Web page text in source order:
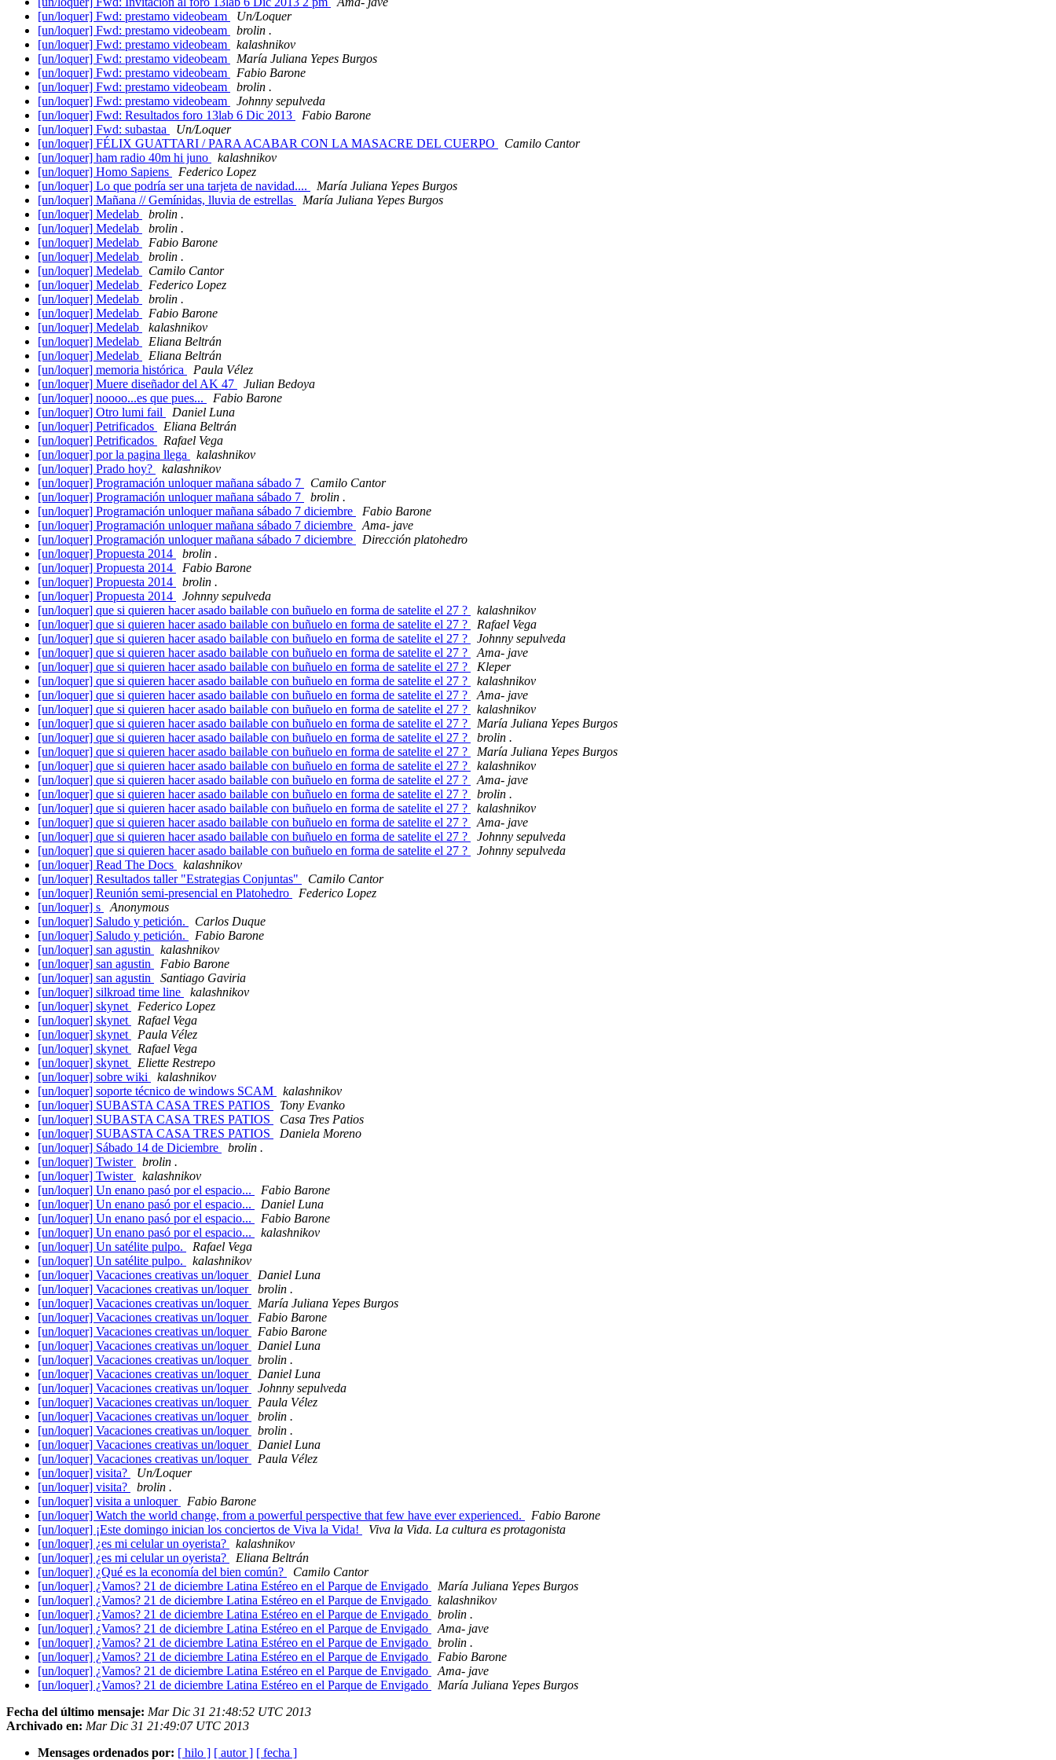
[un/loquer] Fwd: prestamo videobeam
Un/Loquer
[un/loquer] Fwd: prestamo videobeam
brolin .
[un/loquer] Fwd: prestamo videobeam
kalashnikov
[un/loquer] Fwd: prestamo videobeam
María Juliana Yepes Burgos
[un/loquer] Fwd: prestamo videobeam
Fabio Barone
[un/loquer] Fwd: prestamo videobeam
brolin .
[un/loquer] Fwd: prestamo videobeam
Johnny sepulveda
[un/loquer] Fwd: Resultados foro 13lab 6 Dic 2013
Fabio Barone
[un/loquer] Fwd: subastaa
Un/Loquer
[un/loquer] FÉLIX GUATTARI / PARA ACABAR CON LA MASACRE DEL CUERPO
Camilo Cantor
[un/loquer] ham radio 40m hi juno
kalashnikov
[un/loquer] Homo Sapiens
Federico Lopez
[un/loquer] Lo que podría ser una tarjeta de navidad....
María Juliana Yepes Burgos
[un/loquer] Mañana // Gemínidas, lluvia de estrellas
María Juliana Yepes Burgos
[un/loquer] Medelab
brolin .
[un/loquer] Medelab
brolin .
[un/loquer] Medelab
Fabio Barone
[un/loquer] Medelab
brolin .
[un/loquer] Medelab
Camilo Cantor
[un/loquer] Medelab
Federico Lopez
[un/loquer] Medelab
brolin .
[un/loquer] Medelab
Fabio Barone
[un/loquer] Medelab
kalashnikov
[un/loquer] Medelab
Eliana Beltrán
[un/loquer] Medelab
Eliana Beltrán
[un/loquer] memoria histórica
Paula Vélez
[un/loquer] Muere diseñador del AK 47
Julian Bedoya
[un/loquer] noooo...es que pues...
Fabio Barone
[un/loquer] Otro lumi fail
Daniel Luna
[un/loquer] Petrificados
Eliana Beltrán
[un/loquer] Petrificados
Rafael Vega
[un/loquer] por la pagina llega
kalashnikov
[un/loquer] Prado hoy?
kalashnikov
[un/loquer] Programación unloquer mañana sábado 7
Camilo Cantor
[un/loquer] Programación unloquer mañana sábado 7
brolin .
[un/loquer] Programación unloquer mañana sábado 7 diciembre
Fabio Barone
[un/loquer] Programación unloquer mañana sábado 7 diciembre
Ama- jave
[un/loquer] Programación unloquer mañana sábado 7 diciembre
Dirección platohedro
[un/loquer] Propuesta 2014
brolin .
[un/loquer] Propuesta 2014
Fabio Barone
[un/loquer] Propuesta 2014
brolin .
[un/loquer] Propuesta 2014
Johnny sepulveda
[un/loquer] que si quieren hacer asado bailable con buñuelo en forma de satelite el 27 ?
kalashnikov
[un/loquer] que si quieren hacer asado bailable con buñuelo en forma de satelite el 27 ?
Rafael Vega
[un/loquer] que si quieren hacer asado bailable con buñuelo en forma de satelite el 27 ?
Johnny sepulveda
[un/loquer] que si quieren hacer asado bailable con buñuelo en forma de satelite el 27 ?
Ama- jave
[un/loquer] que si quieren hacer asado bailable con buñuelo en forma de satelite el 27 ?
Kleper
[un/loquer] que si quieren hacer asado bailable con buñuelo en forma de satelite el 27 ?
kalashnikov
[un/loquer] que si quieren hacer asado bailable con buñuelo en forma de satelite el 27 ?
Ama- jave
[un/loquer] que si quieren hacer asado bailable con buñuelo en forma de satelite el 27 ?
kalashnikov
[un/loquer] que si quieren hacer asado bailable con buñuelo en forma de satelite el 27 ?
María Juliana Yepes Burgos
[un/loquer] que si quieren hacer asado bailable con buñuelo en forma de satelite el 27 ?
brolin .
[un/loquer] que si quieren hacer asado bailable con buñuelo en forma de satelite el 27 ?
María Juliana Yepes Burgos
[un/loquer] que si quieren hacer asado bailable con buñuelo en forma de satelite el 27 ?
kalashnikov
[un/loquer] que si quieren hacer asado bailable con buñuelo en forma de satelite el 27 ?
Ama- jave
[un/loquer] que si quieren hacer asado bailable con buñuelo en forma de satelite el 27 ?
brolin .
[un/loquer] que si quieren hacer asado bailable con buñuelo en forma de satelite el 27 ?
kalashnikov
[un/loquer] que si quieren hacer asado bailable con buñuelo en forma de satelite el 27 ?
Ama- jave
[un/loquer] que si quieren hacer asado bailable con buñuelo en forma de satelite el 27 ?
Johnny sepulveda
[un/loquer] que si quieren hacer asado bailable con buñuelo en forma de satelite el 27 ?
Johnny sepulveda
[un/loquer] Read The Docs
kalashnikov
[un/loquer] Resultados taller "Estrategias Conjuntas"
Camilo Cantor
[un/loquer] Reunión semi-presencial en Platohedro
Federico Lopez
[un/loquer] s
Anonymous
[un/loquer] Saludo y petición.
Carlos Duque
[un/loquer] Saludo y petición.
Fabio Barone
[un/loquer] san agustin
kalashnikov
[un/loquer] san agustin
Fabio Barone
[un/loquer] san agustin
Santiago Gaviria
[un/loquer] silkroad time line
kalashnikov
[un/loquer] skynet
Federico Lopez
[un/loquer] skynet
Rafael Vega
[un/loquer] skynet
Paula Vélez
[un/loquer] skynet
Rafael Vega
[un/loquer] skynet
Eliette Restrepo
[un/loquer] sobre wiki
kalashnikov
[un/loquer] soporte técnico de windows SCAM
kalashnikov
[un/loquer] SUBASTA CASA TRES PATIOS
Tony Evanko
[un/loquer] SUBASTA CASA TRES PATIOS
Casa Tres Patios
[un/loquer] SUBASTA CASA TRES PATIOS
Daniela Moreno
[un/loquer] Sábado 14 de Diciembre
brolin .
[un/loquer] Twister
brolin .
[un/loquer] Twister
kalashnikov
[un/loquer] Un enano pasó por el espacio...
Fabio Barone
[un/loquer] Un enano pasó por el espacio...
Daniel Luna
[un/loquer] Un enano pasó por el espacio...
Fabio Barone
[un/loquer] Un enano pasó por el espacio...
kalashnikov
[un/loquer] Un satélite pulpo.
Rafael Vega
[un/loquer] Un satélite pulpo.
kalashnikov
[un/loquer] Vacaciones creativas un/loquer
Daniel Luna
[un/loquer] Vacaciones creativas un/loquer
brolin .
[un/loquer] Vacaciones creativas un/loquer
María Juliana Yepes Burgos
[un/loquer] Vacaciones creativas un/loquer
Fabio Barone
[un/loquer] Vacaciones creativas un/loquer
Fabio Barone
[un/loquer] Vacaciones creativas un/loquer
Daniel Luna
[un/loquer] Vacaciones creativas un/loquer
brolin .
[un/loquer] Vacaciones creativas un/loquer
Daniel Luna
[un/loquer] Vacaciones creativas un/loquer
Johnny sepulveda
[un/loquer] Vacaciones creativas un/loquer
Paula Vélez
[un/loquer] Vacaciones creativas un/loquer
brolin .
[un/loquer] Vacaciones creativas un/loquer
brolin .
[un/loquer] Vacaciones creativas un/loquer
Daniel Luna
[un/loquer] Vacaciones creativas un/loquer
Paula Vélez
[un/loquer] visita?
Un/Loquer
[un/loquer] visita?
brolin .
[un/loquer] visita a unloquer
Fabio Barone
[un/loquer] Watch the world change, from a powerful perspective that few have ever experienced.
Fabio Barone
[un/loquer] ¡Este domingo inician los conciertos de Viva la Vida!
Viva la Vida. La cultura es protagonista
[un/loquer] ¿es mi celular un oyerista?
kalashnikov
[un/loquer] ¿es mi celular un oyerista?
Eliana Beltrán
[un/loquer] ¿Qué es la economía del bien común?
Camilo Cantor
[un/loquer] ¿Vamos? 21 de diciembre Latina Estéreo en el Parque de Envigado
María Juliana Yepes Burgos
[un/loquer] ¿Vamos? 21 de diciembre Latina Estéreo en el Parque de Envigado
kalashnikov
[un/loquer] ¿Vamos? 21 de diciembre Latina Estéreo en el Parque de Envigado
brolin .
[un/loquer] ¿Vamos? 21 de diciembre Latina Estéreo en el Parque de Envigado
Ama- jave
[un/loquer] ¿Vamos? 21 de diciembre Latina Estéreo en el Parque de Envigado
brolin .
[un/loquer] ¿Vamos? 21 de diciembre Latina Estéreo en el Parque de Envigado
Fabio Barone
[un/loquer] ¿Vamos? 21 de diciembre Latina Estéreo en el Parque de Envigado
Ama- jave
[un/loquer] ¿Vamos? 21 de diciembre Latina Estéreo en el Parque de Envigado
María Juliana Yepes Burgos
Fecha del último mensaje: Mar Dic 31 21:48:52 UTC 2013
Archivado en: Mar Dic 31 21:49:07 UTC 2013
Mensages ordenados por: [ hilo ] [ autor ] [ fecha ]